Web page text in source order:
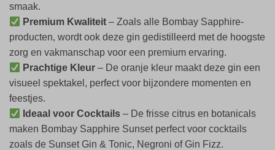
smaak.
Premium Kwaliteit – Zoals alle Bombay Sapphire-
producten, wordt ook deze gin gedistilleerd met de hoogste
zorg en vakmanschap voor een premium ervaring.
Prachtige Kleur – De oranje kleur maakt deze gin een
visueel spektakel, perfect voor bijzondere momenten en
feestjes.
Ideaal voor Cocktails – De frisse citrus en botanicals
maken Bombay Sapphire Sunset perfect voor cocktails
zoals de Sunset Gin & Tonic, Negroni of Gin Fizz.